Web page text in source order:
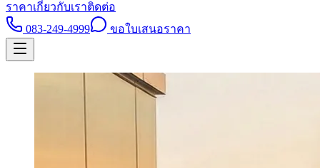
ราคาเกี่ยวกับเราติดต่อ
083-249-4999
ขอใบเสนอราคา